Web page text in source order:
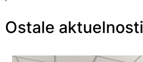
Ostale aktuelnosti